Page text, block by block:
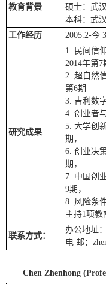
教育背景
硕士：武
本科：武
工作经历
2005.2-今
研究成果
1. 民间信
2014年第7
2. 超自然
第6期
3. 吉利数
4. 创业者
5. 大学创
期，
6. 创业决
期，
7. 中国创
9期，
8. 风险条
主持1项教
联系方式：
办公地址
电 邮：
Chen Zhenhong